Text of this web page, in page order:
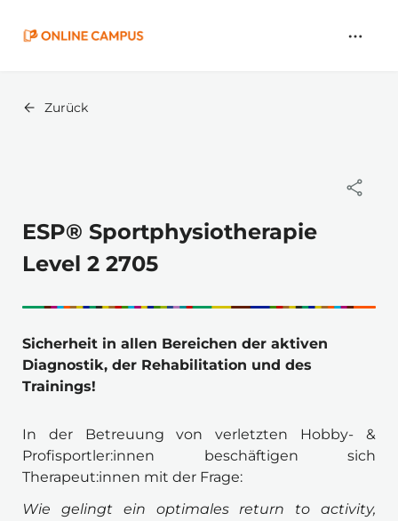
Zurück
ESP® Sportphysiotherapie
Level 2 2705
Sicherheit in allen Bereichen der aktiven
Diagnostik, der Rehabilitation und des
Trainings!
In der Betreuung von verletzten Hobby- &
Profisportler:innen beschäftigen sich
Therapeut:innen mit der Frage:
Wie gelingt ein optimales return to activity,